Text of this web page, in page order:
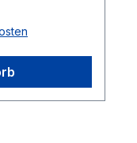
x 36,5 x 35